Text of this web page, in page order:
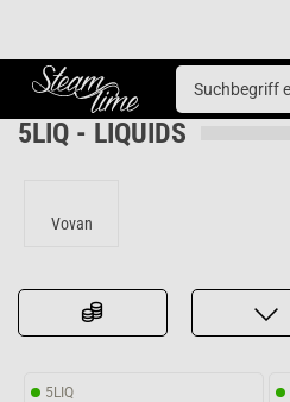
Steam time
Liquids
5LIQ - LIQUIDS
Vovan
5LIQ